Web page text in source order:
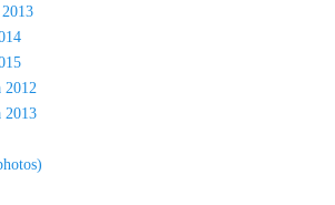
2012
2013